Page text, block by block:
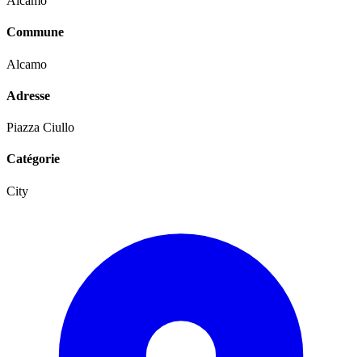
Commune
Alcamo
Adresse
Piazza Ciullo
Catégorie
City